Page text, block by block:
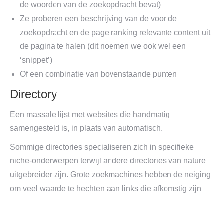
de woorden van de zoekopdracht bevat)
Ze proberen een beschrijving van de voor de
zoekopdracht en de page ranking relevante content uit
de pagina te halen (dit noemen we ook wel een
‘snippet’)
Of een combinatie van bovenstaande punten
Directory
Een massale lijst met websites die handmatig
samengesteld is, in plaats van automatisch.
Sommige directories specialiseren zich in specifieke
niche-onderwerpen terwijl andere directories van nature
uitgebreider zijn. Grote zoekmachines hebben de neiging
om veel waarde te hechten aan links die afkomstig zijn